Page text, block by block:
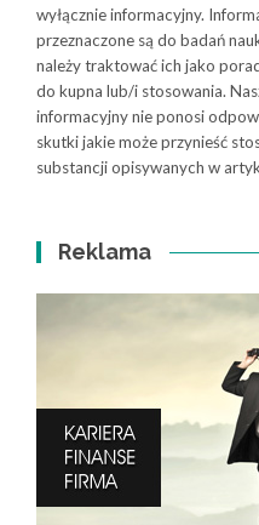
wyłącznie informacyjny.
przeznaczone są do badań
należy traktować ich jako
do kupna lub/i stosowania.
informacyjny nie ponosi
skutki jakie może przynieść
substancji opisywanych w
Reklama